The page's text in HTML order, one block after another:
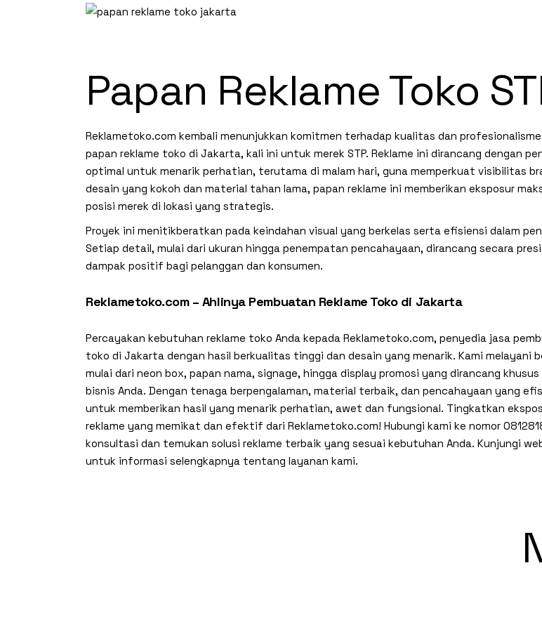
Papan Reklame Toko
Reklametoko.com kembali menunjukkan komitmen terhadap kualitas dan
papan reklame toko di Jakarta, kali ini untuk merek STP. Reklame ini dirancang dengan
optimal untuk menarik perhatian, terutama di malam hari, guna memperkuat visibilitas
desain yang kokoh dan material tahan lama, papan reklame ini memberikan eksposur
posisi merek di lokasi yang strategis.
Proyek ini menitikberatkan pada keindahan visual yang berkelas serta efisiensi dalam
Setiap detail, mulai dari ukuran hingga penempatan pencahayaan, dirancang secara
dampak positif bagi pelanggan dan konsumen.
Reklametoko.com – Ahlinya Pembuatan Reklame Toko di Jakarta
Percayakan kebutuhan reklame toko Anda kepada Reklametoko.com, penyedia jasa
toko di Jakarta dengan hasil berkualitas tinggi dan desain yang menarik. Kami melayani
mulai dari neon box, papan nama, signage, hingga display promosi yang dirancang
bisnis Anda. Dengan tenaga berpengalaman, material terbaik, dan pencahayaan yang
untuk memberikan hasil yang menarik perhatian, awet dan fungsional. Tingkatkan
reklame yang memikat dan efektif dari Reklametoko.com! Hubungi kami ke nomor
konsultasi dan temukan solusi reklame terbaik yang sesuai kebutuhan Anda. Kunjungi
untuk informasi selengkapnya tentang layanan kami.